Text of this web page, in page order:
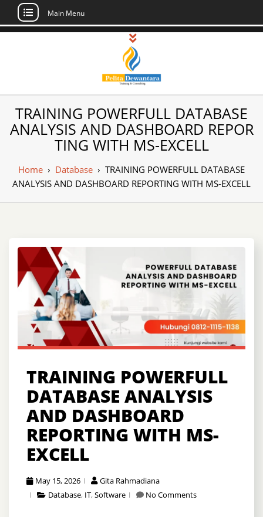
Skip
Main Menu
Pusat Pelatihan
dan Sertifikasi –
Daftar Training
Indonesia
Sertifikasi di Indonesia
TRAINING POWERFULL DATABASE
ANALYSIS AND DASHBOARD REPOR
TING WITH MS-EXCELL
Home › Database › TRAINING POWERFULL DATABASE
ANALYSIS AND DASHBOARD REPORTING WITH MS-EXCELL
TRAINING POWERFULL
DATABASE ANALYSIS
AND DASHBOARD
REPORTING WITH MS-
EXCELL
May 15, 2026
Gita Rahmadiana
Database, IT,Software No Comments